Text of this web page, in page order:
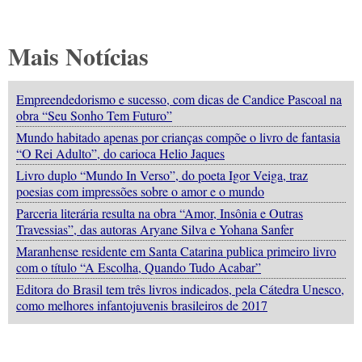
Mais Notícias
Empreendedorismo e sucesso, com dicas de Candice Pascoal na
obra “Seu Sonho Tem Futuro”
Mundo habitado apenas por crianças compõe o livro de fantasia
“O Rei Adulto”, do carioca Helio Jaques
Livro duplo “Mundo In Verso”, do poeta Igor Veiga, traz
poesias com impressões sobre o amor e o mundo
Parceria literária resulta na obra “Amor, Insônia e Outras
Travessias”, das autoras Aryane Silva e Yohana Sanfer
Maranhense residente em Santa Catarina publica primeiro livro
com o título “A Escolha, Quando Tudo Acabar”
Editora do Brasil tem três livros indicados, pela Cátedra Unesco,
como melhores infantojuvenis brasileiros de 2017